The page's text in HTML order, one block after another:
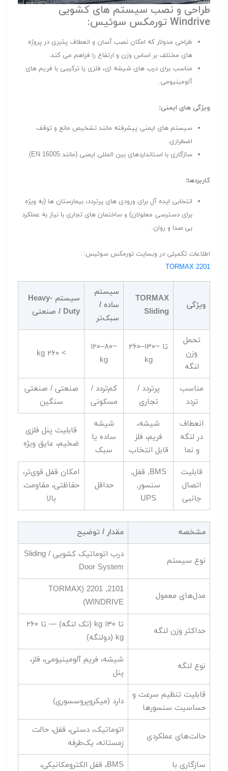
طراحی و نصب سیستم های کشویی
Windrive تورمکس سوئیس:
طراحی مدولار که امکان نصب آسان و انعطاف پذیری در پروژه
های مختلف بر اساس وزن و ارتفاع را فراهم می کند.
مناسب برای درب های شیشه ای، فلزی یا ترکیبی با فریم های
آلومینیومی.
ویژگی های ایمنی:
سیستم های ایمنی پیشرفته مانند تشخیص مانع و توقف
اضطراری.
سازگاری با استانداردهای بین المللی ایمنی (مانند EN 16005)
کاربردها:
انتخابی ایده آل برای ورودی های پرتردد، بیمارستان ها (به ویژه
برای دسترسی معلولان) و ساختمان های تجاری با نیاز به عملکرد
بی صدا و روان.
اطلاعات تکمیلی در وبسایت تورمکس سوئیس:
TORMAX 2201
ویژگی
TORMAX
Sliding
سیستم
ساده /
سبک‌تر
سیستم Heavy-
Duty / صنعتی
تحمل
وزن
لنگه
تا ~۱۳۰–۲۶۰
kg
~۸۰–۱۲۰
kg
> ۲۶۰ kg
مناسب
تردد
پرتردد /
تجاری
کم‌تردد /
مسکونی
صنعتی / صنعتی
سنگین
انعطاف
در لنگه
و نما
شیشه،
فریم، فلز
قابل انتخاب
شیشه
ساده یا
سبک
قابلیت پنل فلزی
ضخیم، عایق ویژه
قابلیت
اتصال
جانبی
BMS, قفل,
سنسور,
UPS
حداقل
امکان قفل قوی‌تر،
حفاظتی، مقاومت
بالا
مشخصه مقدار / توضیح
نوع سیستم
درب اتوماتیک کشویی / Sliding
Door System
مدل‌های معمول
2101, 2201 (TORMAX
WINDRIVE)
حداکثر وزن لنگه
تا ۱۳۰ kg (تک لنگه) — تا ۲۶۰
kg (دولنگه)
نوع لنگه
شیشه، فریم آلومینیومی، فلز،
پنل
قابلیت تنظیم سرعت و
حساسیت سنسورها
دارد (میکروپروسسوری)
حالت‌های عملکردی
اتوماتیک، دستی، قفل، حالت
زمستانه، یک‌طرفه
سازگاری با
BMS، قفل الکترومکانیکی،